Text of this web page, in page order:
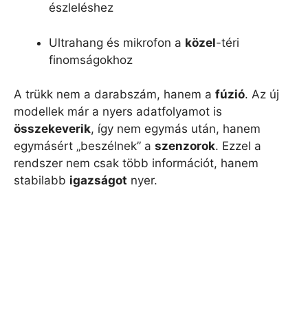
észleléshez
Ultrahang és mikrofon a közel-téri
finomságokhoz
A trükk nem a darabszám, hanem a fúzió. Az új
modellek már a nyers adatfolyamot is
összekeverik, így nem egymás után, hanem
egymásért „beszélnek” a szenzorok. Ezzel a
rendszer nem csak több információt, hanem
stabilabb igazságot nyer.